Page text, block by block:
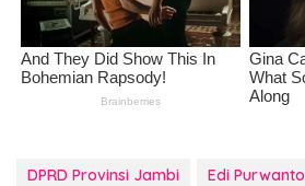
DPRD Provinsi Jambi
Edi Purwanto